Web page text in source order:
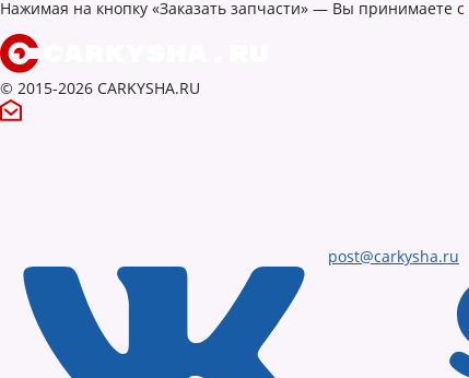
Нажимая на кнопку «Заказать запчасти» — Вы принимаете с
© 2015-2026 CARKYSHA.RU
post@carkysha.ru